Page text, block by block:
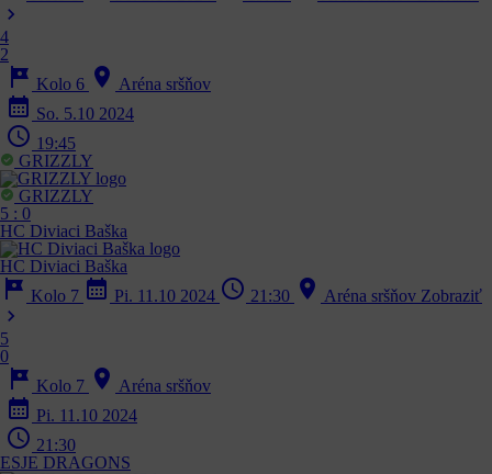
chevron_right
4
2
tour Kolo 6 location_on Aréna sršňov
calendar_month So. 5.10 2024
schedule 19:45
GRIZZLY
GRIZZLY
5 : 0
HC Diviaci Baška
HC Diviaci Baška
tour Kolo 7 calendar_month Pi. 11.10 2024 schedule 21:30 location_on Aréna sršňov Zobraziť
chevron_right
5
0
tour Kolo 7 location_on Aréna sršňov
calendar_month Pi. 11.10 2024
schedule 21:30
ESJE DRAGONS